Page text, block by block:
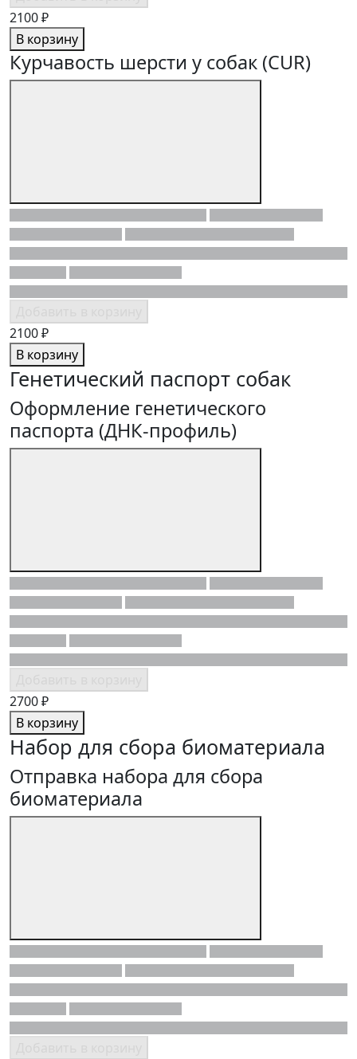
2100 ₽
В корзину
Курчавость шерсти у собак (CUR)
2100 ₽
В корзину
Генетический паспорт собак
Оформление генетического
паспорта (ДНК-профиль)
2700 ₽
В корзину
Набор для сбора биоматериала
Отправка набора для сбора
биоматериала